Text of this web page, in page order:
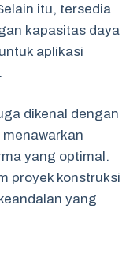
itu, tersedia
kapasitas daya
aplikasi
dikenal dengan
yang optimal.
proyek konstruksi
yang